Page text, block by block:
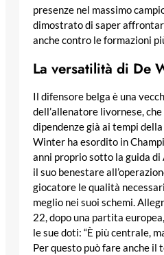
presenze nel massimo
dimostrato di saper
anche contro le formazioni
La versatilità di De
Il difensore belga è una
dell’allenatore livornese,
dipendenze già ai tempi
Winter ha esordito in
anni proprio sotto la guida
il suo benestare
giocatore le qualità
meglio nei suoi schemi.
22, dopo una partita
le sue doti: “È più centrale,
Per questo può fare anche il